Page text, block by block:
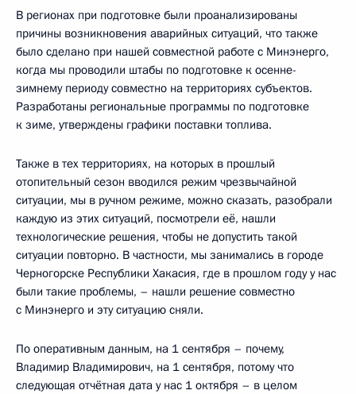
В регионах при подготовке были проанализированы
причины возникновения аварийных ситуаций, что также
было сделано при нашей совместной работе с Минэнерго,
когда мы проводили штабы по подготовке к осенне-
зимнему периоду совместно на территориях субъектов.
Разработаны региональные программы по подготовке
к зиме, утверждены графики поставки топлива.
Также в тех территориях, на которых в прошлый
отопительный сезон вводился режим чрезвычайной
ситуации, мы в ручном режиме, можно сказать, разобрали
каждую из этих ситуаций, посмотрели её, нашли
технологические решения, чтобы не допустить такой
ситуации повторно. В частности, мы занимались в городе
Черногорске Республики Хакасия, где в прошлом году у нас
были такие проблемы, – нашли решение совместно
с Минэнерго и эту ситуацию сняли.
По оперативным данным, на 1 сентября – почему,
Владимир Владимирович, на 1 сентября, потому что
следующая отчётная дата у нас 1 октября – в целом